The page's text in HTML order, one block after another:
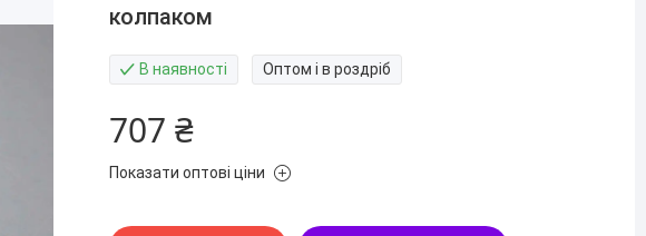
колпаком
В наявності Оптом і в роздріб
707 ₴
Показати оптові ціни